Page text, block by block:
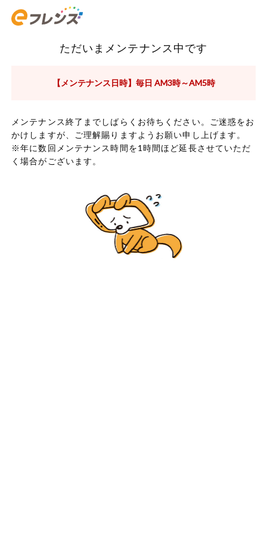
ただいまメンテナンス中です
【メンテナンス日時】毎日 AM3時～AM5時
メンテナンス終了までしばらくお待ちください。ご迷惑をお
かけしますが、ご理解賜りますようお願い申し上げます。
※年に数回メンテナンス時間を1時間ほど延長させていただ
く場合がございます。